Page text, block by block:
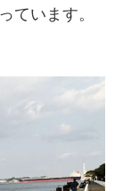
ています。